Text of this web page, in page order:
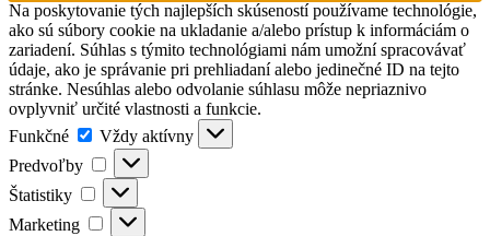
Na poskytovanie tých najlepších skúseností používame technológie,
ako sú súbory cookie na ukladanie a/alebo prístup k informáciám o
zariadení. Súhlas s týmito technológiami nám umožní spracovávať
údaje, ako je správanie pri prehliadaní alebo jedinečné ID na tejto
stránke. Nesúhlas alebo odvolanie súhlasu môže nepriaznivo
ovplyvniť určité vlastnosti a funkcie.
Funkčné
Funkčné
Vždy aktívny
Predvoľby
Predvoľby
Štatistiky Štatistiky
Marketing Marketing